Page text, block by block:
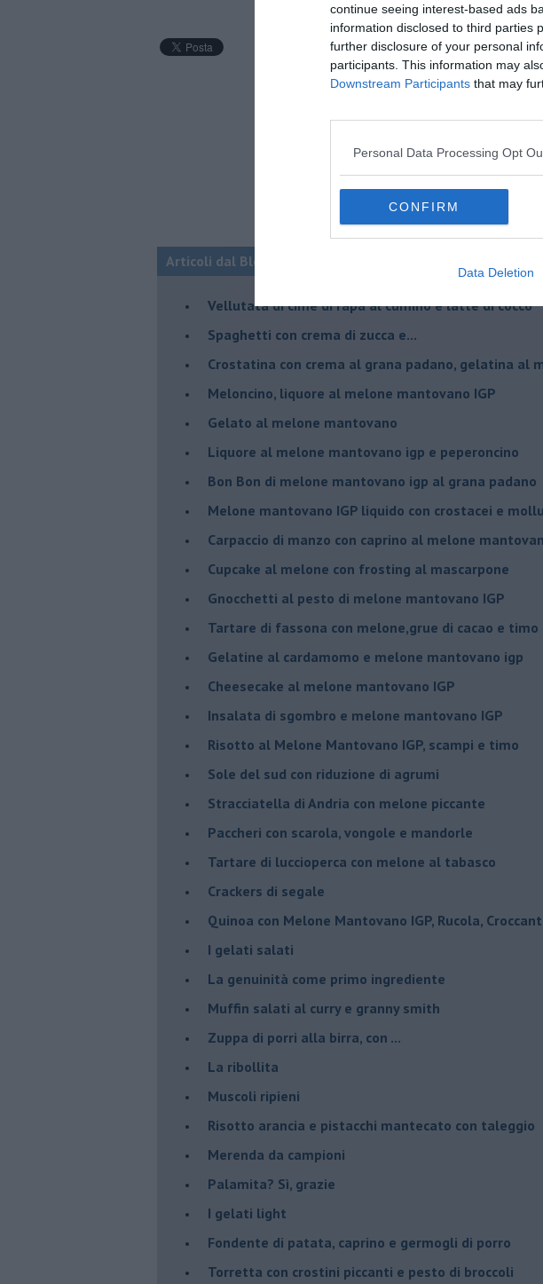
continue seeing interest-based ads
information disclosed to third parties
further disclosure of your personal
participants. This information may
Downstream Participants that may
Personal Data Processing Opt
CONFIRM
Data Deletion
Articoli dal Blog “Raccontare di Gusto” di Rubina Rovini
Vellutata di cime di rapa al cumino e latte di cocco
Spaghetti con crema di zucca e...
Crostatina con crema al grana padano, gelatina al
Meloncino, liquore al melone mantovano IGP
Gelato al melone mantovano
Liquore al melone mantovano igp e peperoncino
Bon Bon di melone mantovano igp al grana padano
Melone mantovano IGP liquido con crostacei e
Carpaccio di manzo con caprino al melone
Cupcake al melone con frosting al mascarpone
Gnocchetti al pesto di melone mantovano IGP
Tartare di fassona con melone,grue di cacao e timo
Gelatine al cardamomo e melone mantovano igp
Cheesecake al melone mantovano IGP
Insalata di sgombro e melone mantovano IGP
Risotto al Melone Mantovano IGP, scampi e timo
Sole del sud con riduzione di agrumi
Stracciatella di Andria con melone piccante
Paccheri con scarola, vongole e mandorle
Tartare di luccioperca con melone al tabasco
Crackers di segale
Quinoa con Melone Mantovano IGP, Rucola,
I gelati salati
La genuinità come primo ingrediente
Muffin salati al curry e granny smith
Zuppa di porri alla birra, con ...
La ribollita
Muscoli ripieni
Risotto arancia e pistacchi mantecato con taleggio
Merenda da campioni
Palamita? Sì, grazie
I gelati light
Fondente di patata, caprino e germogli di porro
Torretta con crostini piccanti e pesto di broccoli